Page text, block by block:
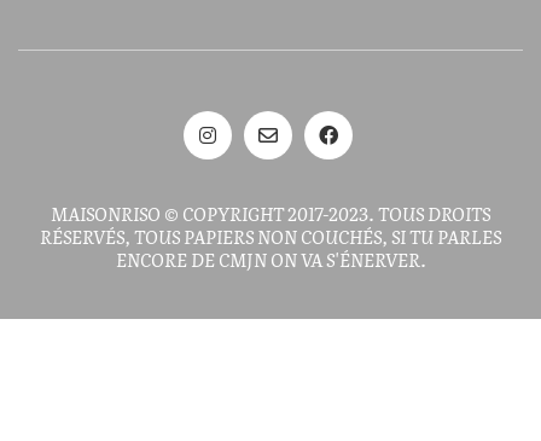
MAISONRISO © COPYRIGHT 2017-2023. TOUS DROITS
RÉSERVÉS, TOUS PAPIERS NON COUCHÉS, SI TU PARLES
ENCORE DE CMJN ON VA S'ÉNERVER.